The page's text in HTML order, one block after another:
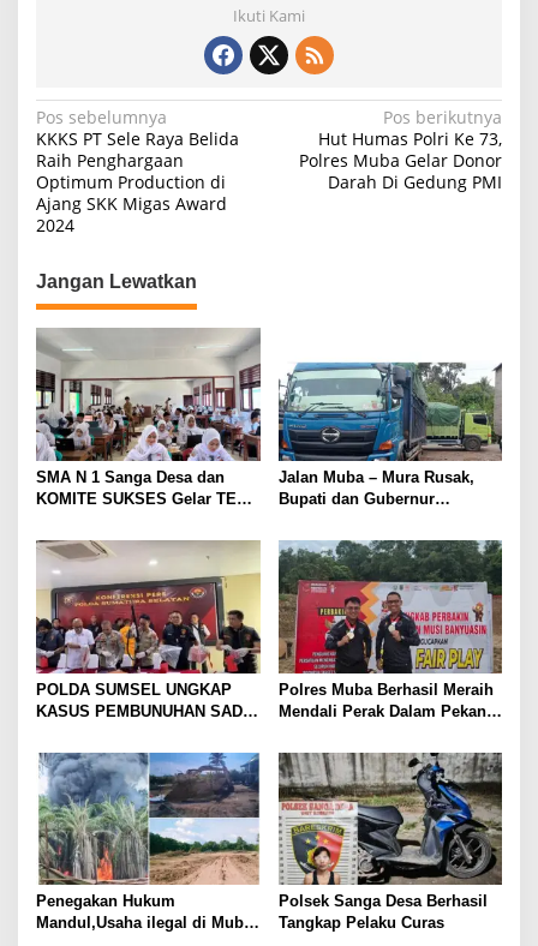
Ikuti Kami
N
a
v
i
a
s
i
p
o
s
Pos sebelumnya
KKKS PT Sele Raya Belida
Raih Penghargaan
Optimum Production di
Ajang SKK Migas Award
2024
Pos berikutnya
Hut Humas Polri Ke 73,
Polres Muba Gelar Donor
Darah Di Gedung PMI
Jangan Lewatkan
SMA N 1 Sanga Desa dan
KOMITE SUKSES Gelar TES
Jalan Muba – Mura Rusak,
Bupati dan Gubernur
tronton Batu Bara Lahat ,
Jakarta Lewat Muba
POLDA SUMSEL UNGKAP
KASUS PEMBUNUHAN SADIS
JADI TERSANGKA: KORBAN
DITEMUKAN DALAM KARUNG
DI SAWAH
Polres Muba Berhasil Meraih
Mendali Perak Dalam Pekan
ke-XV Sumatera Selatan
Tahun 2025
Penegakan Hukum
Mandul,Usaha ilegal di Muba
Polsek Sanga Desa Berhasil
Tangkap Pelaku Curas